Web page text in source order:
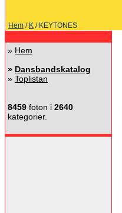
Hem / K / KEYTONES
» Hem
» Dansbandskatalog
» Toplistan
8459 foton i 2640
kategorier.